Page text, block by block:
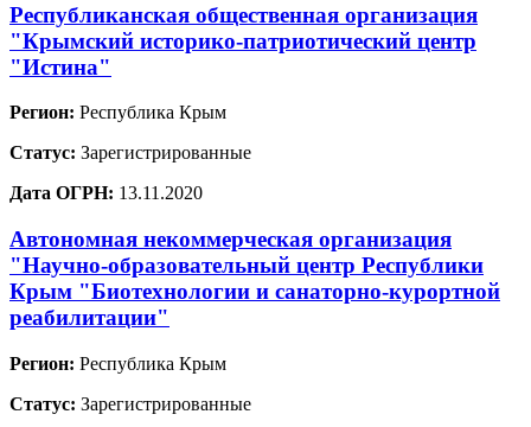
Республиканская общественная организация
"Крымский историко-патриотический центр
"Истина"
Регион: Республика Крым
Статус: Зарегистрированные
Дата ОГРН: 13.11.2020
Автономная некоммерческая организация
"Научно-образовательный центр Республики
Крым "Биотехнологии и санаторно-курортной
реабилитации"
Регион: Республика Крым
Статус: Зарегистрированные